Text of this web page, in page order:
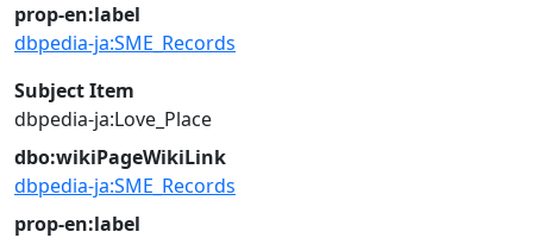
prop-en:label
dbpedia-ja:SME_Records
Subject Item
dbpedia-ja:Love_Place
dbo:wikiPageWikiLink
dbpedia-ja:SME_Records
prop-en:label